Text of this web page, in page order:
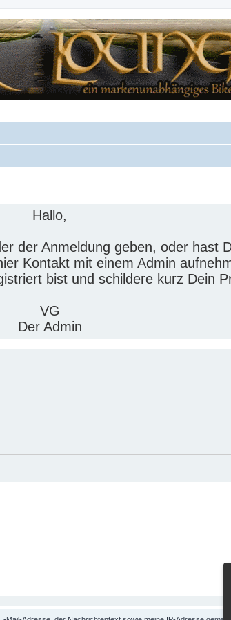
Hallo,
der Anmeldung geben, oder hast
Kontakt mit einem Admin
bist und schildere kurz Dein
VG
Der Admin